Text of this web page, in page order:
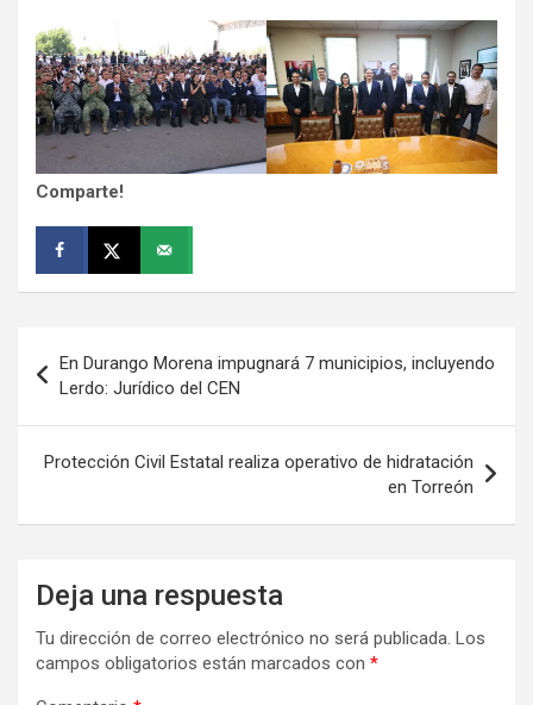
Comparte!
de
entradas
En Durango Morena impugnará 7 municipios, incluyendo
Lerdo: Jurídico del CEN
Protección Civil Estatal realiza operativo de hidratación
en Torreón
Deja una respuesta
Tu dirección de correo electrónico no será publicada. Los
campos obligatorios están marcados con *